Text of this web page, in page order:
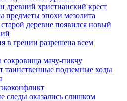
древний христианский крест
предметы эпохи мезолита
деревне появился новый
в греции разрешена всем
сокровища мачу-пикчу
таинственные подземные ходы
следы оказались слишком